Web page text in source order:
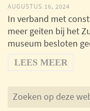
AUGUSTUS 16, 2024
In verband met
meer geiten bij het
museum besloten
LEES MEER
Search
for: